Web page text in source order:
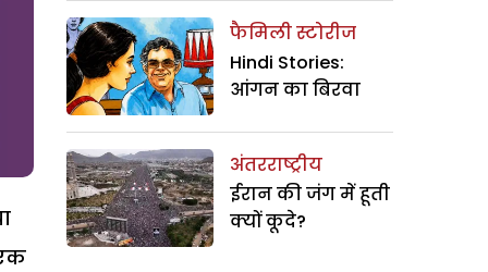
फैमिली स्टोरीज
Hindi Stories:
आंगन का बिरवा
अंतरराष्ट्रीय
ईरान की जंग में हूती
क्यों कूदे?